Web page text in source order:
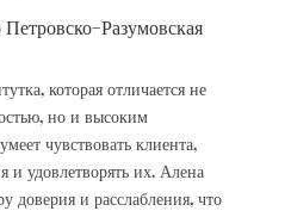
Разумовская
которая отличается не
но и высоким
чувствовать клиента,
и удовлетворять их. Алена
доверия и расслабления, что